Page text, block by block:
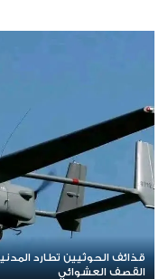
العصيان المدني الجنوبي..
والوصاية وإعلان تمسّك